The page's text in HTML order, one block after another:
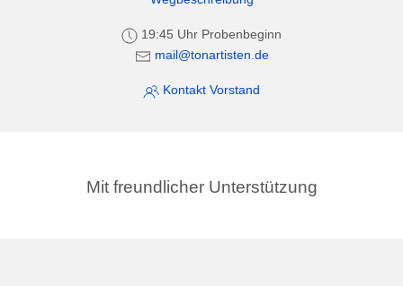
19:45 Uhr Probenbeginn
mail@tonartisten.de
Kontakt Vorstand
Mit freundlicher Unterstützung